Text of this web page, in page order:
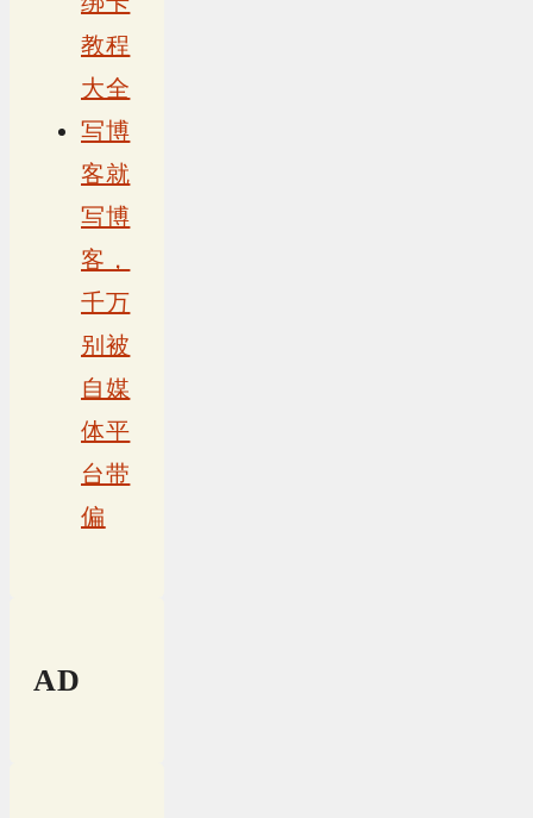
教程
大全
写博
客就
写博
客，
千万
别被
自媒
体平
台带
偏
AD